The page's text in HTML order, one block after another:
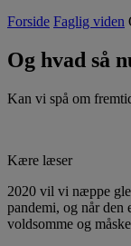
Forside Faglig viden
Og hvad så
Kan vi spå om
Kære læser
2020 vil vi næppe
pandemi, og når den
voldsomme og